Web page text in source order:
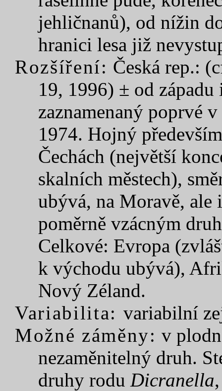
jehličnanů), od nížin
hranici lesa již
Rozšíření: Česká rep.:
19, 1996) ± od
zaznamenaný poprvé
1974. Hojný
Čechách (největší
skalních městech),
ubývá, na Moravě,
poměrně vzácným
Celkové: Evropa
k východu ubývá),
Nový Zéland.
Variabilita: variabilní
Možné záměny: v
nezaměnitelný druh.
druhy roduDicranella